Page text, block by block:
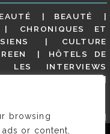
browsing
or content,
BEAUTÉ
CHRONIQUES ET
CULTURE
HÔTELS DE
LES INTERVIEWS
CLASSÉ
RESTAURANTS
PLAIT